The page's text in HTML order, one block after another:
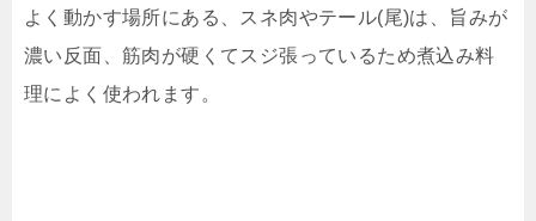
よく動かす場所にある、スネ肉やテール(尾)は、旨みが
濃い反面、筋肉が硬くてスジ張っているため煮込み料
理によく使われます。